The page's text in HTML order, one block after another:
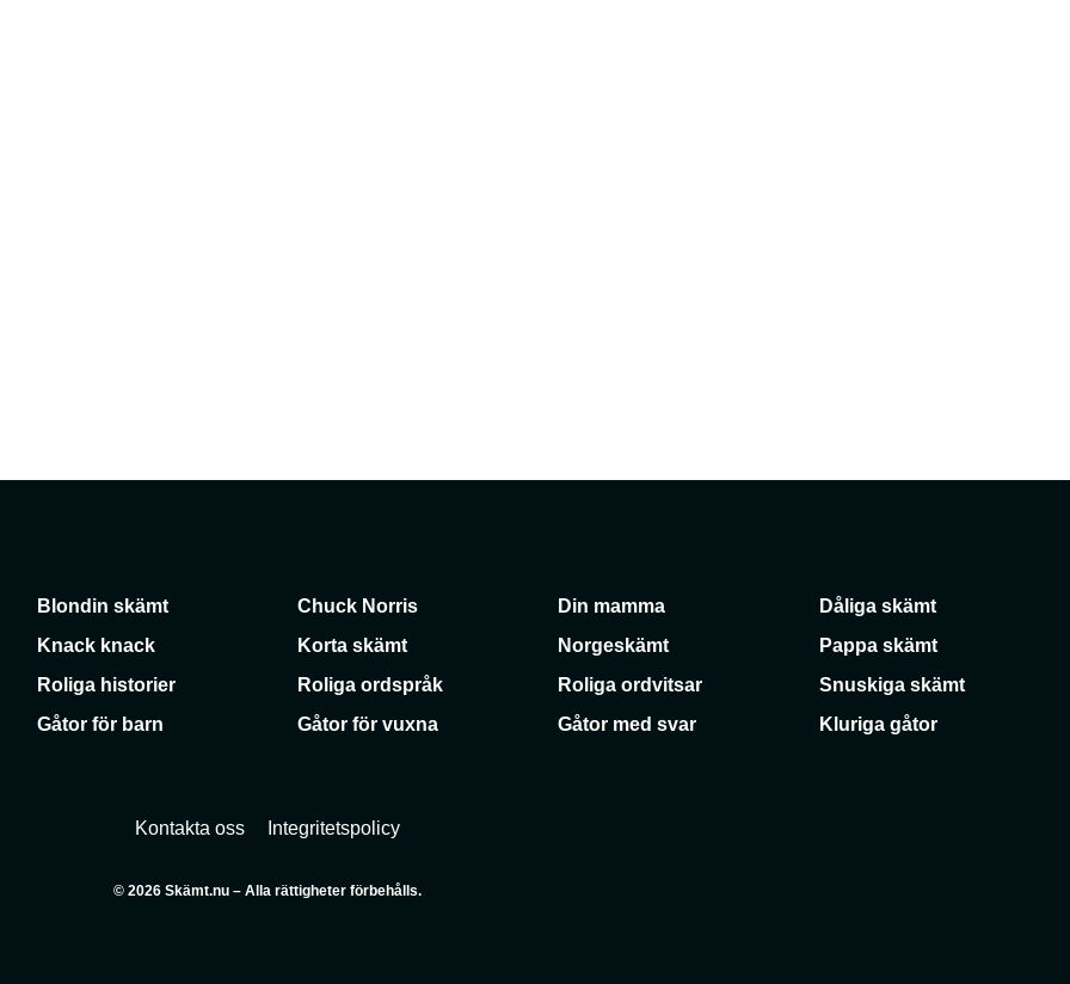
Blondin skämt Chuck Norris Din mamma
Dåliga skämt
Knack knack Korta skämt Norgeskämt
Pappa skämt
Roliga historier Roliga ordspråk Roliga ordvitsar
Snuskiga skämt
Gåtor för barn Gåtor för vuxna Gåtor med svar
Kluriga gåtor
Kontakta oss Integritetspolicy
© 2026 Skämt.nu – Alla rättigheter förbehålls.